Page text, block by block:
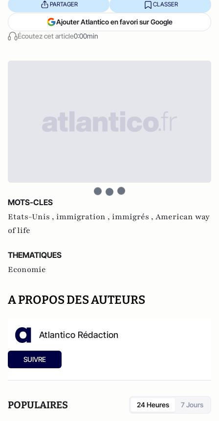
Écoutez cet article0:00min
PARTAGER CLASSER
Ajouter Atlantico en favori sur Google
MOTS-CLES
Etats-Unis , immigration , immigrés , American way
of life
THEMATIQUES
Economie
A PROPOS DES AUTEURS
Atlantico Rédaction
SUIVRE
POPULAIRES 24 Heures 7 Jours